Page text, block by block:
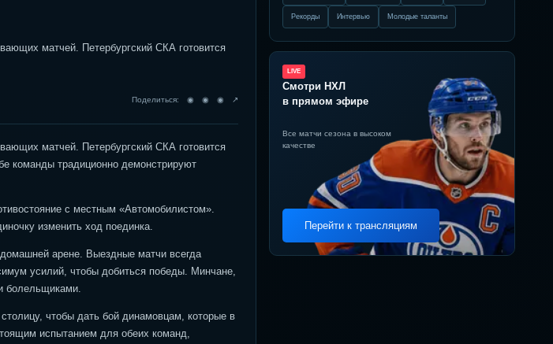
матчей. Петербургский СКА готовится
Поделиться: ◉ ◉ ◉ ↗
матчей. Петербургский СКА готовится
команды традиционно демонстрируют
с местным «Автомобилистом».
изменить ход поединка.
арене. Выездные матчи всегда
усилий, чтобы добиться победы. Минчане,
болельщиками.
чтобы дать бой динамовцам, которые в
испытанием для обеих команд,
Рекорды Интервью Молодые таланты
LIVE
Смотри НХЛ
в прямом эфире
Все матчи сезона в высоком
качестве
Перейти к трансляциям